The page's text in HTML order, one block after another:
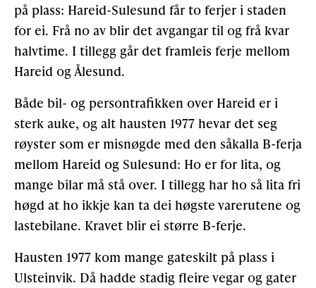
på plass: Hareid-Sulesund får to ferjer i staden
for ei. Frå no av blir det avgangar til og frå kvar
halvtime. I tillegg går det framleis ferje mellom
Hareid og Ålesund.
Både bil- og persontrafikken over Hareid er i
sterk auke, og alt hausten 1977 hevar det seg
røyster som er misnøgde med den såkalla B-ferja
mellom Hareid og Sulesund: Ho er for lita, og
mange bilar må stå over. I tillegg har ho så lita fri
høgd at ho ikkje kan ta dei høgste varerutene og
lastebilane. Kravet blir ei større B-ferje.
Hausten 1977 kom mange gateskilt på plass i
Ulsteinvik. Då hadde stadig fleire vegar og gater